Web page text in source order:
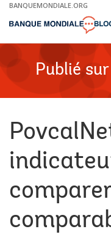
Skip
Main
BANQUEMONDIALE.ORG
Publié sur